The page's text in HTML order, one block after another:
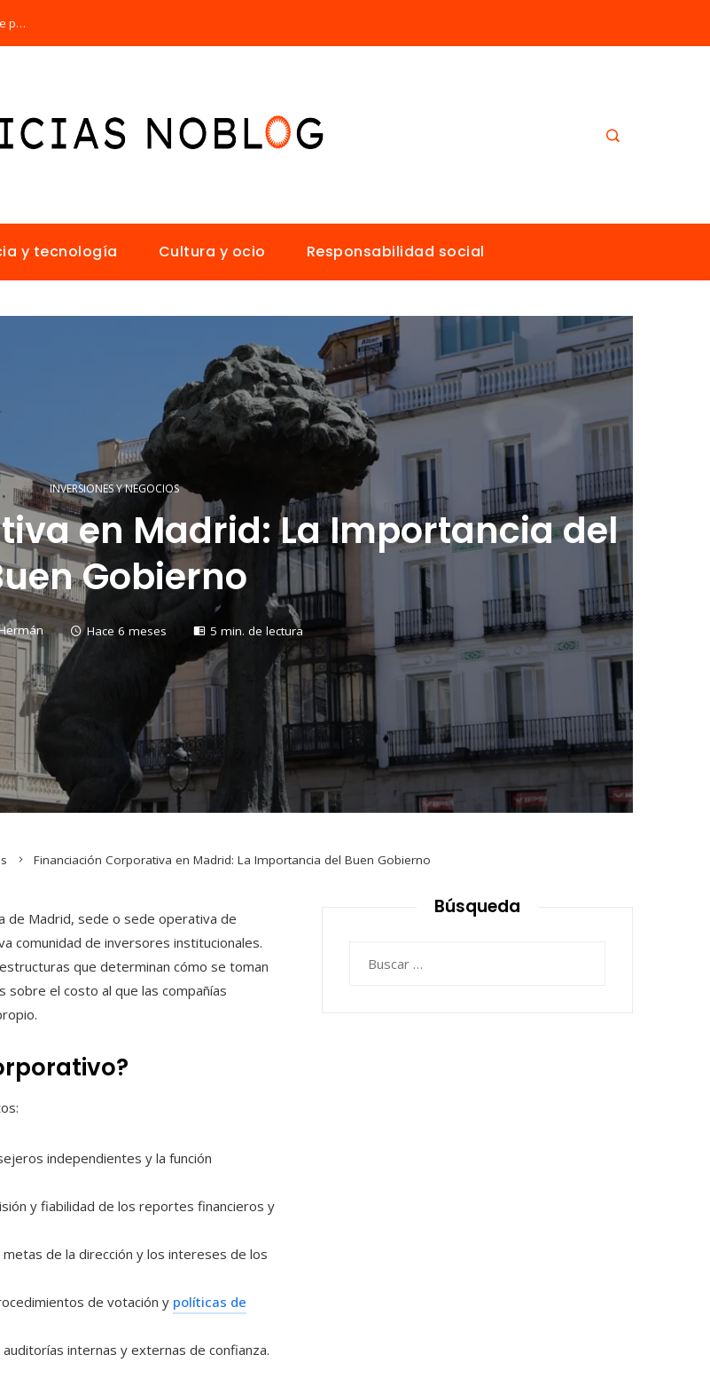
Los 10 animales con sentidos que transforman la forma de percibir el mundo
y tecnología Cultura y ocio Responsabilidad social
INVERSIONES Y NEGOCIOS
en Madrid: La Importancia del
Gobierno
Hace 6 meses 5 min. de lectura
Financiación Corporativa en Madrid: La Importancia del Buen Gobierno
de Madrid, sede o sede operativa de
comunidad de inversores institucionales.
que determinan cómo se toman
el costo al que las compañías
independientes y la función
y fiabilidad de los reportes financieros y
de la dirección y los intereses de los
de votación y políticas de
internas y externas de confianza.
Búsqueda